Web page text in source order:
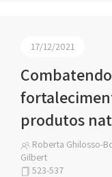
17/12/2021
produtos
Roberta Ghilosso-
Gilbert
523-537